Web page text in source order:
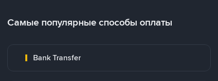
Самые популярные способы оплаты
Bank Transfer